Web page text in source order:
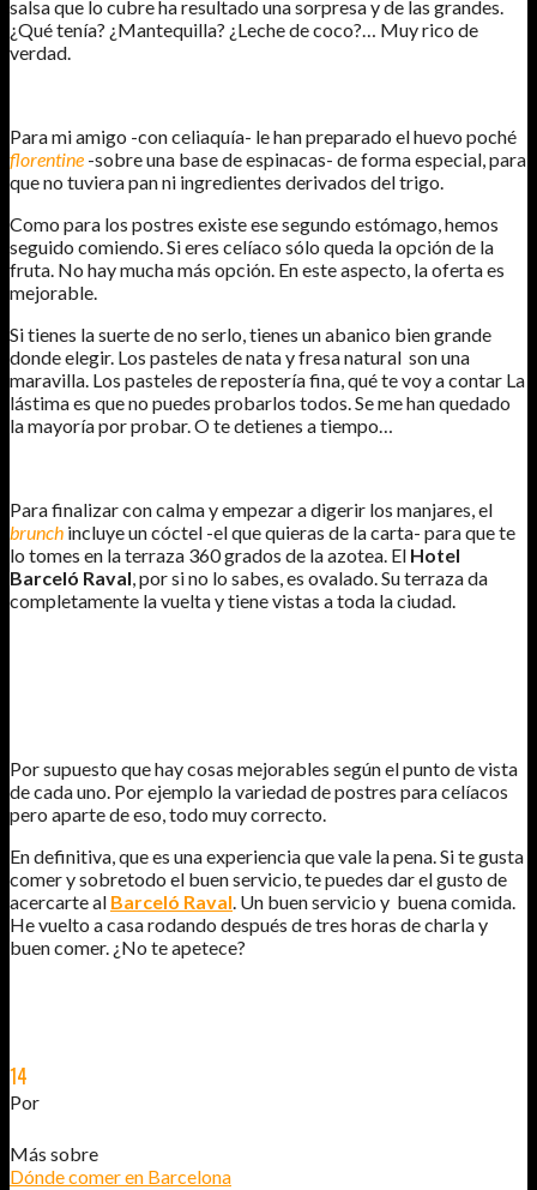
salsa que lo cubre ha resultado una sorpresa y de las grandes.
¿Qué tenía? ¿Mantequilla? ¿Leche de coco?… Muy rico de
verdad.
Para mi amigo -con celiaquía- le han preparado el huevo poché
florentine -sobre una base de espinacas- de forma especial, para
que no tuviera pan ni ingredientes derivados del trigo.
Como para los postres existe ese segundo estómago, hemos
seguido comiendo. Si eres celíaco sólo queda la opción de la
fruta. No hay mucha más opción. En este aspecto, la oferta es
mejorable.
Si tienes la suerte de no serlo, tienes un abanico bien grande
donde elegir. Los pasteles de nata y fresa natural son una
maravilla. Los pasteles de repostería fina, qué te voy a contar La
lástima es que no puedes probarlos todos. Se me han quedado
la mayoría por probar. O te detienes a tiempo…
Para finalizar con calma y empezar a digerir los manjares, el
brunch incluye un cóctel -el que quieras de la carta- para que te
lo tomes en la terraza 360 grados de la azotea. El Hotel
Barceló Raval, por si no lo sabes, es ovalado. Su terraza da
completamente la vuelta y tiene vistas a toda la ciudad.
Por supuesto que hay cosas mejorables según el punto de vista
de cada uno. Por ejemplo la variedad de postres para celíacos
pero aparte de eso, todo muy correcto.
En definitiva, que es una experiencia que vale la pena. Si te gusta
comer y sobretodo el buen servicio, te puedes dar el gusto de
acercarte al Barceló Raval. Un buen servicio y buena comida.
He vuelto a casa rodando después de tres horas de charla y
buen comer. ¿No te apetece?
14
Por
Más sobre
Dónde comer en Barcelona